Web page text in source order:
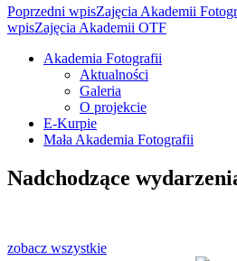
Zobacz
wpisy
Poprzedni wpisZajęcia Akademii
wpisZajęcia Akademii OTF
Oficjalna strona
Ostrołęckiego
Fotograficznego
Akademia Fotografii
Aktualności
Galeria
O projekcie
E-Kurpie
Mała Akademia Fotografii
Nadchodzące
zobacz wszystkie